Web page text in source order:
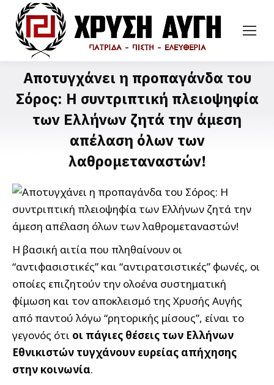
Αποτυγχάνει η προπαγάνδα του
Σόρος: Η συντριπτική πλειοψηφία
των Ελλήνων ζητά την άμεση
απέλαση όλων των
λαθρομεταναστών!
Η βασική αιτία που πληθαίνουν οι
“αντιφασιστικές” και “αντιρατσιστικές” φωνές, οι
οποίες επιζητούν την ολοένα συστηματική
φίμωση και τον αποκλεισμό της Χρυσής Αυγής
από παντού λόγω “ρητορικής μίσους”, είναι το
γεγονός ότι οι πάγιες θέσεις των Ελλήνων
Εθνικιστών τυγχάνουν ευρείας απήχησης
στην κοινωνία.